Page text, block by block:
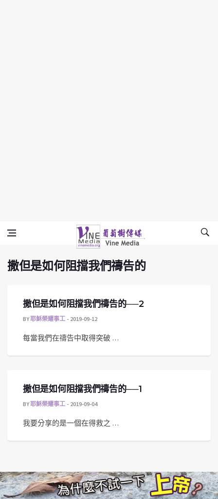
撒但是如何阻擋我們禱告的
Vine Media
葡萄樹傳媒
撒但是如何阻擋我們禱告的
撒但是如何阻擋我們禱告的──2
BY耶穌榮耀事工 2019-09-12
每當我們在禱告中取得突破 …
撒但是如何阻擋我們禱告的──1
BY耶穌榮耀事工 2019-09-04
我要分享的是一個在得救之 …